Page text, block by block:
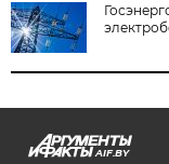
AIF.BY